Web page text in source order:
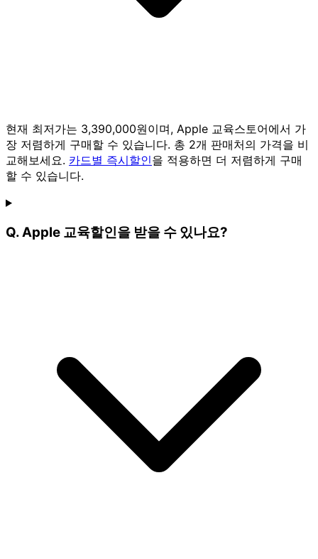
현재 최저가는 3,390,000원이며, Apple 교육스토어에서 가
장 저렴하게 구매할 수 있습니다. 총 2개 판매처의 가격을 비
교해보세요. 카드별 즉시할인을 적용하면 더 저렴하게 구매
할 수 있습니다.
Q. Apple 교육할인을 받을 수 있나요?